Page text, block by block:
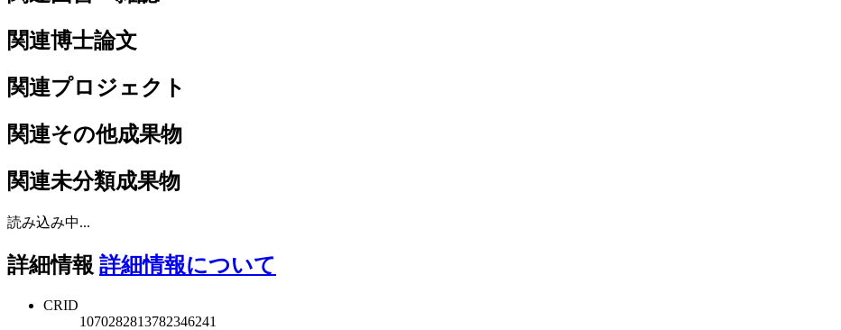
関連博士論文
関連プロジェクト
関連その他成果物
関連未分類成果物
読み込み中...
詳細情報 詳細情報について
CRID
1070282813782346241